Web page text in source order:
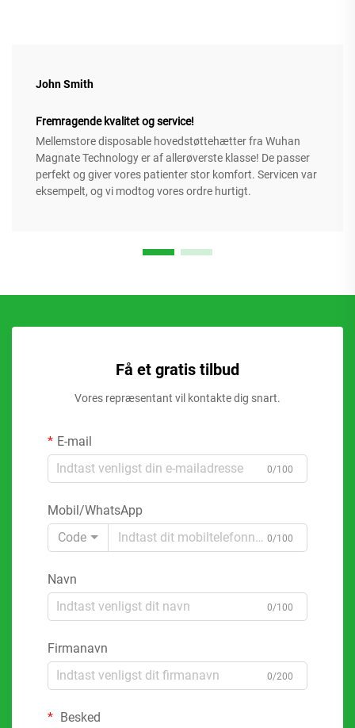
John Smith
Fremragende kvalitet og service!
Mellemstore disposable hovedstøttehætter fra Wuhan
Magnate Technology er af allerøverste klasse! De passer
perfekt og giver vores patienter stor komfort. Servicen var
eksempelt, og vi modtog vores ordre hurtigt.
Få et gratis tilbud
Vores repræsentant vil kontakte dig snart.
E-mail
0/100
Mobil/WhatsApp
Code
0/100
Navn
0/100
Firmanavn
0/200
Besked